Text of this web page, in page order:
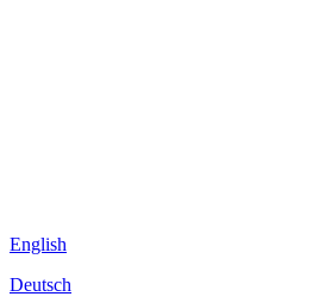
English
Deutsch